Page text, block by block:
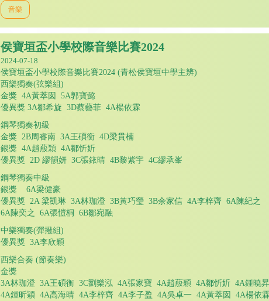
音樂
侯寶垣盃小學校際音樂比賽2024
2024-07-18
侯寶垣盃小學校際音樂比賽2024 (青松侯寶垣中學主辨)
西樂獨奏(弦樂組)
金獎 4A黃萃囡 5A郭寶懿
優異獎 3A鄒希旋 3D蔡藝菲 4A楊依霖
鋼琴獨奏初級
金獎 2B周睿南 3A王碩衡 4D梁貫楠
銀獎 4A趙蒑穎 4A鄒忻妡
優異獎 2D 繆韻妍 3C張銥晴 4B黎紫宇 4C繆承峯
鋼琴獨奏中級
銀獎 6A梁健豪
優異獎 2A 梁凱琳 3A林珈澄 3B黃巧瑩 3B余家信 4A李梓齊 6A陳紀之
6A陳奕之 6A張愷桐 6B鄒宛融
中樂獨奏(彈撥組)
優異獎 3A李欣穎
西樂合奏 (節奏樂)
金獎
3A林珈澄 3A王碩衡 3C劉樂泓 4A張家寶 4A趙蒑穎 4A鄒忻妡 4A鍾曉昇
4A鍾昕穎 4A高海晴 4A李梓齊 4A李子盈 4A吳卓一 4A黃萃囡 4A楊依霖